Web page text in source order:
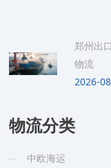
郑州出
物流
2026-
物流分类
中欧海运